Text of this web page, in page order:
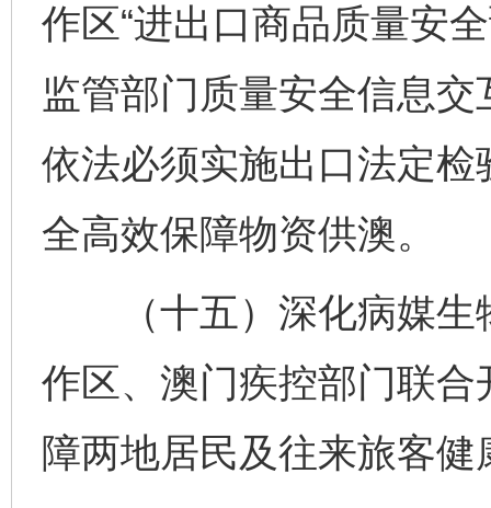
作区“进出口商品质量安
监管部门质量安全信息
依法必须实施出口法定
全高效保障物资供澳。
（十五）深化病媒生
作区、澳门疾控部门联
障两地居民及往来旅客健